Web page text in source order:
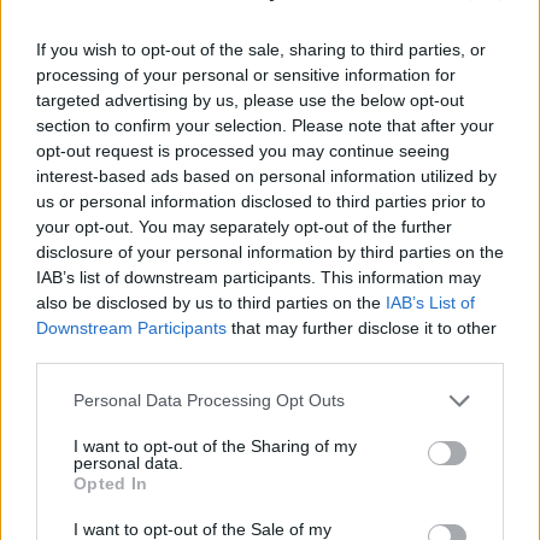
If you wish to opt-out of the sale, sharing to third parties, or
processing of your personal or sensitive information for
targeted advertising by us, please use the below opt-out
section to confirm your selection. Please note that after your
opt-out request is processed you may continue seeing
interest-based ads based on personal information utilized by
us or personal information disclosed to third parties prior to
your opt-out. You may separately opt-out of the further
disclosure of your personal information by third parties on the
IAB’s list of downstream participants. This information may
also be disclosed by us to third parties on the IAB’s List of
Downstream Participants that may further disclose it to other
Please note that this website/app uses one or more Google
not limited to your visit or usage behaviour. You may click to
grant or deny consent to Google and its third-party tags to
use your data for below specified purposes in below Google
consent section.
Personal Data Processing Opt Outs
I want to opt-out of the Sharing of my
personal data.
Opted In
I want to opt-out of the Sale of my
generalizzazione, gestione della privacy. La
separazione tra comunicazione divulgativa e
consulenza è utile per evitare ambiguità. Ogni
sintesi dovrebbe distinguere tra
datointerpretazionee opinione. La replicabilità va
favorita con materiali supplementari, riferimenti a
protocolli e indicazioni per riprodurre analisi. Nel
caso di errori, un registro delle correzioni mantiene
integrità e credibilità. Quando si trattano temi
Approfondimenti ed eccezioni: adattare
senza snaturare